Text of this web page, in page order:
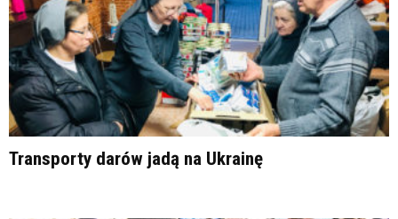
Transporty darów jadą na Ukrainę